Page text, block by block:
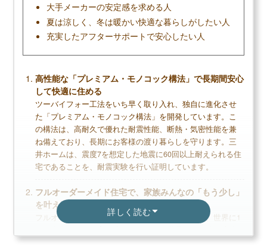
調査方法：インターネット調査
調査対象：アイ工務店で注文住宅を建てた人
メリット
高い断熱性能など価格を抑えながらも高品質な
家づくり
1mm単位の自由設計で空間を有効活用できる
比較的ローコストで家づくりができる
デメリット
詳しく読む
大手メーカーの安定感を求める人
夏は涼しく、冬は暖かい快適な暮らしがしたい人
充実したアフターサポートで安心したい人
高性能な「プレミアム・モノコック構法」で長期間安心
して快適に住める
ツーバイフォー工法をいち早く取り入れ、独自に進化させ
た「プレミアム・モノコック構法」を開発しています。こ
の構法は、高耐久で優れた耐震性能、断熱・気密性能を兼
ね備えており、長期にお客様の渡り暮らしを守ります。三
井ホームは、震度7を想定した地震に60回以上耐えられる住
宅であることを、耐震実験を行い証明しています。
フルオーダーメイド住宅で、家族みんなの「もう少し」
を叶える
フルオーダーメイドにより間取りの自由度が高く、世界に1
家、設計担当者、インテリアコーディネーターなど各分野